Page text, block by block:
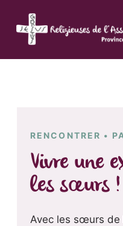
RENCONTRER •
Vivre une
les sœurs !
Avec les sœurs de